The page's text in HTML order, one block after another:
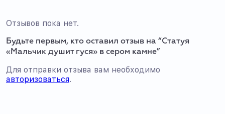
Отзывов пока нет.
Будьте первым, кто оставил отзыв на “Статуя
«Мальчик душит гуся» в сером камне”
Для отправки отзыва вам необходимо
авторизоваться.